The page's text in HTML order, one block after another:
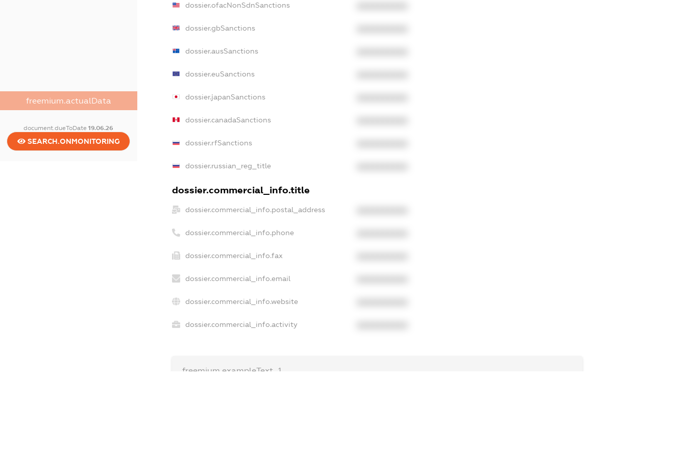
freemium.actualData
document.dueToDate19.06.26
SEARCH.ONMONITORING
dossier.ofacNonSdnSanctions
dossier.gbSanctions
dossier.ausSanctions
dossier.euSanctions
dossier.japanSanctions
dossier.canadaSanctions
dossier.rfSanctions
dossier.russian_reg_title
dossier.commercial_info.title
dossier.commercial_info.postal_address
dossier.commercial_info.phone
dossier.commercial_info.fax
dossier.commercial_info.email
dossier.commercial_info.website
dossier.commercial_info.activity
freemium.exampleText_1